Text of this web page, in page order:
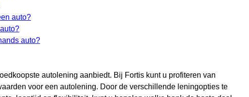
auto?
auto?
autolening aanbiedt. Bij Fortis kunt u profiteren van
voor een autolening. Door de verschillende leningopties te